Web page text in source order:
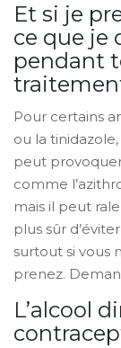
Et si je
ce que je
pendant
Pour certains
ou la
peut
comme
mais il peut
plus sûr
surtout si vous
prenez.
L’alcool